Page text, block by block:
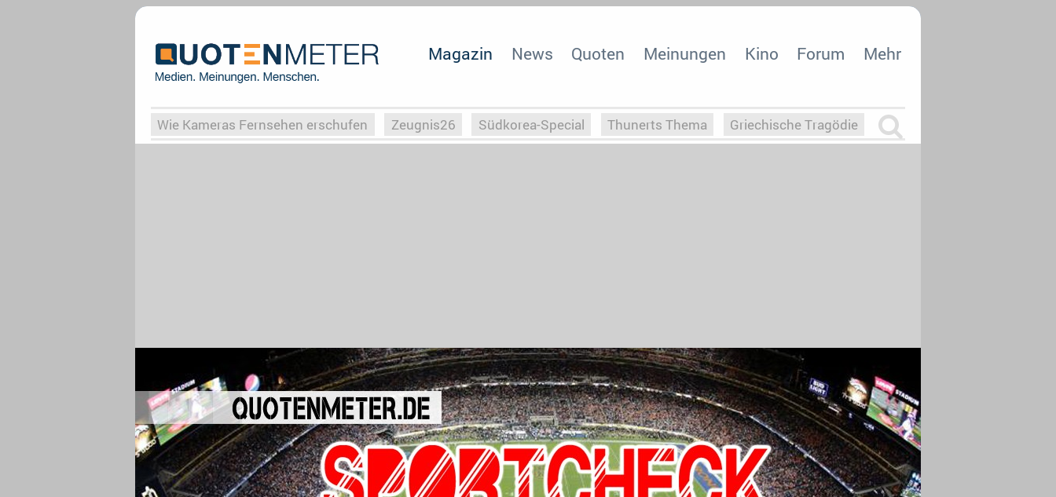
Magazin News Quoten Meinungen Kino Forum Mehr
Wie Kameras Fernsehen erschufen Zeugnis26 Südkorea-Special Thunerts Thema Griechische Tragödie